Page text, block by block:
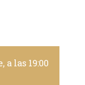
las 19:00